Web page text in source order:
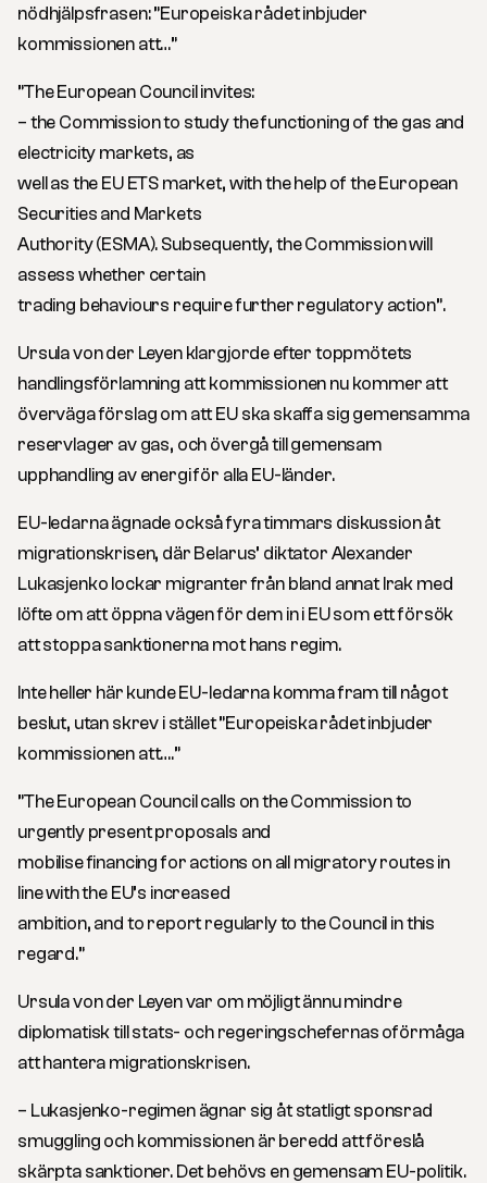
nödhjälpsfrasen: ”Europeiska rådet inbjuder
kommissionen att…”
”The European Council invites:
– the Commission to study the functioning of the gas and
electricity markets, as
well as the EU ETS market, with the help of the European
Securities and Markets
Authority (ESMA). Subsequently, the Commission will
assess whether certain
trading behaviours require further regulatory action”.
Ursula von der Leyen klargjorde efter toppmötets
handlingsförlamning att kommissionen nu kommer att
överväga förslag om att EU ska skaffa sig gemensamma
reservlager av gas, och övergå till gemensam
upphandling av energi för alla EU-länder.
EU-ledarna ägnade också fyra timmars diskussion åt
migrationskrisen, där Belarus’ diktator Alexander
Lukasjenko lockar migranter från bland annat Irak med
löfte om att öppna vägen för dem in i EU som ett försök
att stoppa sanktionerna mot hans regim.
Inte heller här kunde EU-ledarna komma fram till något
beslut, utan skrev i stället ”Europeiska rådet inbjuder
kommissionen att….”
”The European Council calls on the Commission to
urgently present proposals and
mobilise financing for actions on all migratory routes in
line with the EU’s increased
ambition, and to report regularly to the Council in this
regard.”
Ursula von der Leyen var om möjligt ännu mindre
diplomatisk till stats- och regeringschefernas oförmåga
att hantera migrationskrisen.
– Lukasjenko-regimen ägnar sig åt statligt sponsrad
smuggling och kommissionen är beredd att föreslå
skärpta sanktioner. Det behövs en gemensam EU-politik.